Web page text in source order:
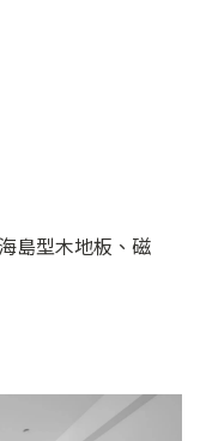
島型木地板、磁